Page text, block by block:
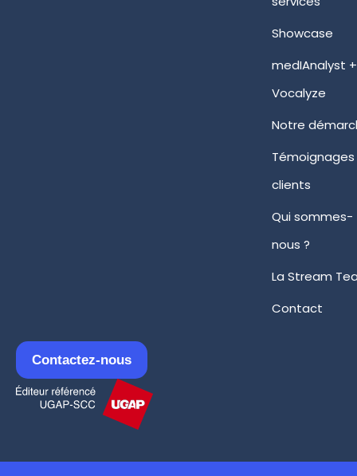
Showcase
medIAnalyst +
Vocalyze
Notre
clients
Qui sommes-
nous ?
La Stream
Contact
Contactez-nous